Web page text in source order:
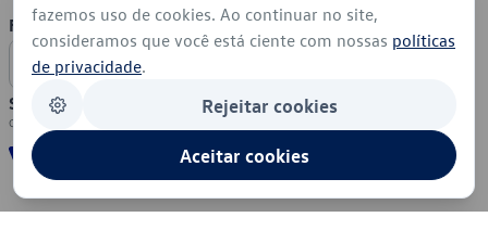
Formas de Pagamento
Segurança
fazemos uso de cookies. Ao continuar no site,
consideramos que você está ciente com nossas políticas
de privacidade.
Rejeitar cookies
Aceitar cookies